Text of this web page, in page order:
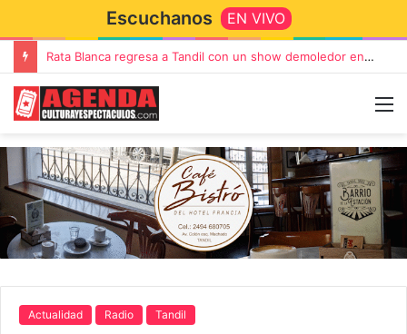
Escuchanos EN VIVO
Rata Blanca regresa a Tandil con un show demoledor en el Estadio Unión y Progreso
Actualidad Radio Tandil